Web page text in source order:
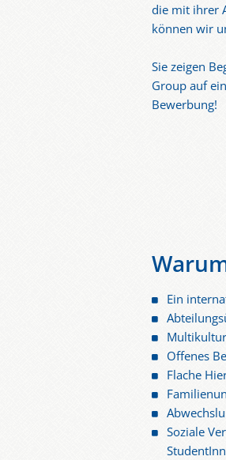
die mit ihrer
können wir
Sie zeigen
Group auf
Bewerbung!
Ein
Offenes
Flache
Soziale